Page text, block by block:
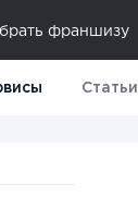
франшизу
Статьи